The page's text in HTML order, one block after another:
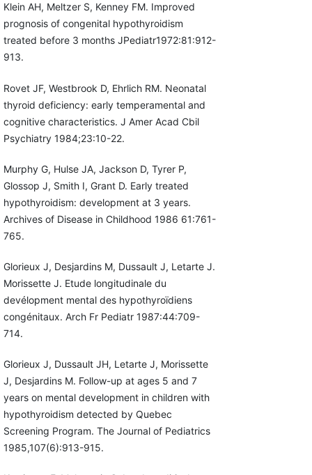
Klein AH, Meltzer S, Kenney FM. Improved
prognosis of congenital hypothyroidism
treated before 3 months JPediatr1972:81:912-
913.
Rovet JF, Westbrook D, Ehrlich RM. Neonatal
thyroid deficiency: early temperamental and
cognitive characteristics. J Amer Acad Cbil
Psychiatry 1984;23:10-22.
Murphy G, Hulse JA, Jackson D, Tyrer P,
Glossop J, Smith I, Grant D. Early treated
hypothyroidism: development at 3 years.
Archives of Disease in Childhood 1986 61:761-
765.
Glorieux J, Desjardins M, Dussault J, Letarte J.
Morissette J. Etude longitudinale du
devélopment mental des hypothyroïdiens
congénitaux. Arch Fr Pediatr 1987:44:709-
714.
Glorieux J, Dussault JH, Letarte J, Morissette
J, Desjardins M. Follow-up at ages 5 and 7
years on mental development in children with
hypothyroidism detected by Quebec
Screening Program. The Journal of Pediatrics
1985,107(6):913-915.